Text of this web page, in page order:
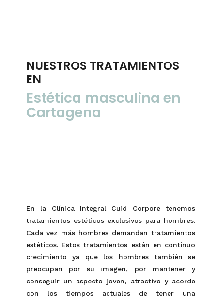
NUESTROS TRATAMIENTOS
EN
Estética masculina en
Cartagena
En la Clínica Integral Cuid Corpore tenemos
tratamientos estéticos exclusivos para hombres.
Cada vez más hombres demandan tratamientos
estéticos. Estos tratamientos están en continuo
crecimiento ya que los hombres también se
preocupan por su imagen, por mantener y
conseguir un aspecto joven, atractivo y acorde
con los tiempos actuales de tener una